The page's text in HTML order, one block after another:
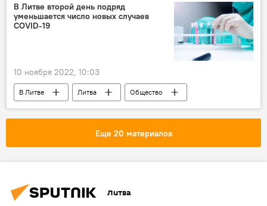
В Литве второй день подряд
уменьшается число новых случаев
COVID-19
10 ноября 2022, 10:03
В Литве Литва
Общество
Пандемия коронавируса в Литве и других странах
Еще 20 материалов
Литва